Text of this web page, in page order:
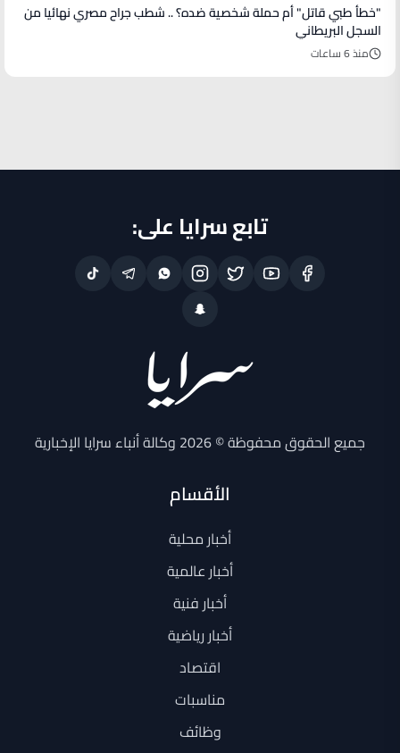
"خطأ طبي قاتل" أم حملة شخصية ضده؟ .. شطب جراح مصري نهائيا من
السجل البريطاني
منذ 6 ساعات
تابع سرايا على:
جميع الحقوق محفوظة © 2026 وكالة أنباء سرايا الإخبارية
الأقسام
أخبار محلية
أخبار عالمية
أخبار فنية
أخبار رياضية
اقتصاد
مناسبات
وظائف